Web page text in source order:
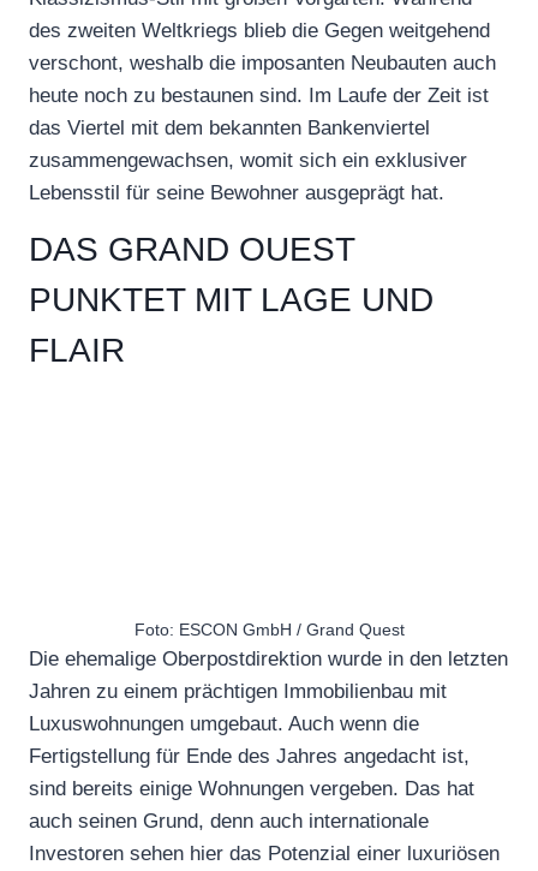
des zweiten Weltkriegs blieb die Gegen weitgehend
verschont, weshalb die imposanten Neubauten auch
heute noch zu bestaunen sind. Im Laufe der Zeit ist
das Viertel mit dem bekannten Bankenviertel
zusammengewachsen, womit sich ein exklusiver
Lebensstil für seine Bewohner ausgeprägt hat.
DAS GRAND OUEST
PUNKTET MIT LAGE UND
FLAIR
Foto: ESCON GmbH / Grand Quest
Die ehemalige Oberpostdirektion wurde in den letzten
Jahren zu einem prächtigen Immobilienbau mit
Luxuswohnungen umgebaut. Auch wenn die
Fertigstellung für Ende des Jahres angedacht ist,
sind bereits einige Wohnungen vergeben. Das hat
auch seinen Grund, denn auch internationale
Investoren sehen hier das Potenzial einer luxuriösen